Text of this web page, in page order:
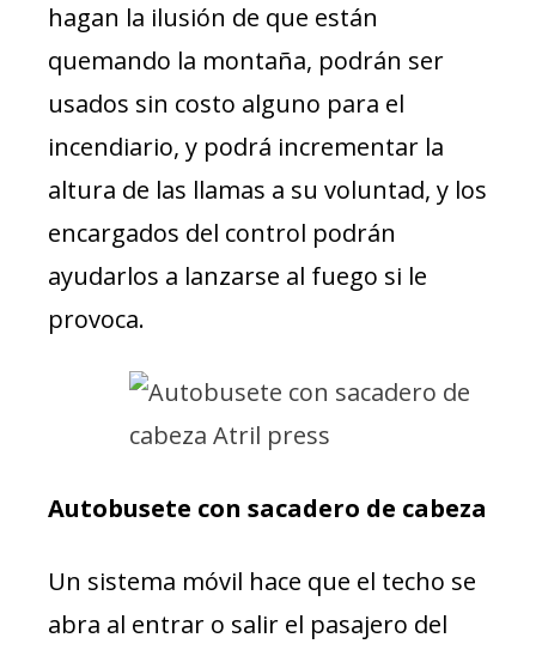
hagan la ilusión de que están
quemando la montaña, podrán ser
usados sin costo alguno para el
incendiario, y podrá incrementar la
altura de las llamas a su voluntad, y los
encargados del control podrán
ayudarlos a lanzarse al fuego si le
provoca.
Autobusete con sacadero de cabeza
Un sistema móvil hace que el techo se
abra al entrar o salir el pasajero del